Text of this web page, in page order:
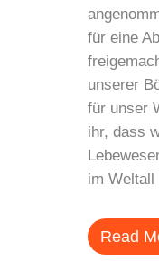
für eine
unserer
für unser
ihr, dass
im Weltall
Read